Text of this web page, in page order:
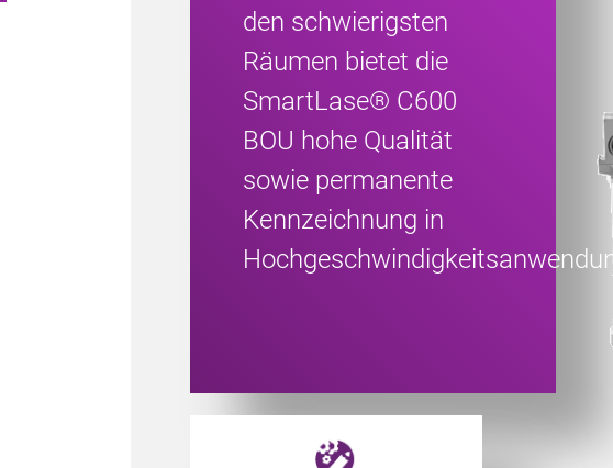
den schwierigsten
Räumen bietet die
SmartLase® C600
BOU hohe Qualität
sowie permanente
Kennzeichnung in